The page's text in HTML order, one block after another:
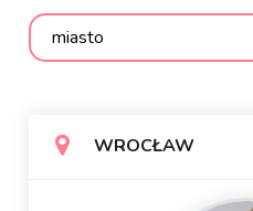
WROCŁAW